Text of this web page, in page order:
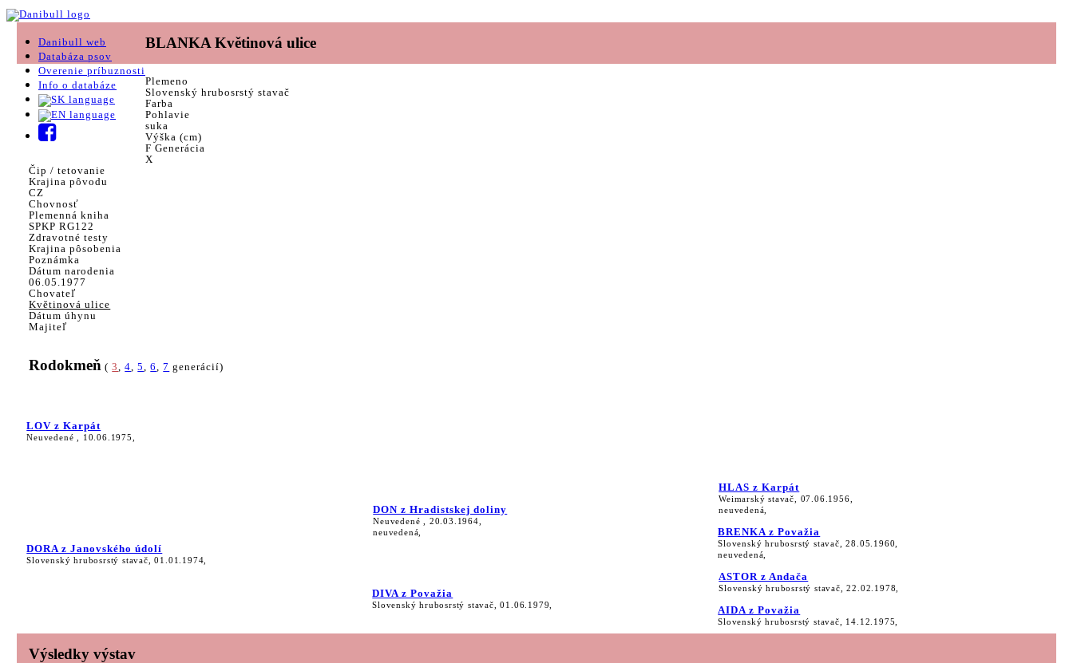
Danibull web
Databáza psov
Overenie príbuznosti
Info o databáze
BLANKA Květinová ulice
Plemeno
Slovenský hrubosrstý stavač
Farba
Pohlavie
suka
Výška (cm)
F Generácia
X
Čip / tetovanie
Krajina pôvodu
CZ
Chovnosť
Plemenná kniha
SPKP RG122
Zdravotné testy
Krajina pôsobenia
Poznámka
Dátum narodenia
06.05.1977
Chovateľ
Květinová ulice
Dátum úhynu
Majiteľ
Rodokmeň (3,4,5,6,7 generácií)
LOV z Karpát
Neuvedené , 10.06.1975,
DORA z Janovského údolí
Slovenský hrubosrstý stavač, 01.01.1974,
DON z Hradistskej doliny
Neuvedené , 20.03.1964,
neuvedená,
HLAS z Karpát
Weimarský stavač, 07.06.1956,
neuvedená,
BRENKA z Považia
Slovenský hrubosrstý stavač, 28.05.1960,
neuvedená,
DIVA z Považia
Slovenský hrubosrstý stavač, 01.06.1979,
ASTOR z Andača
Slovenský hrubosrstý stavač, 22.02.1978,
AIDA z Považia
Slovenský hrubosrstý stavač, 14.12.1975,
Výsledky výstav